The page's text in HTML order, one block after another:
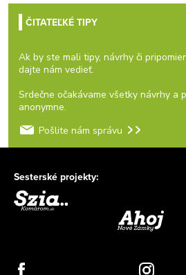
ČITATEĽKÉ TIPY
Ak by ste mali tipy, návrhy či
dajte nám vedieť.
Srdečne očakávame všetky návrhy a
anonymne.
Pošlite nám správu
Sesterské projekty: